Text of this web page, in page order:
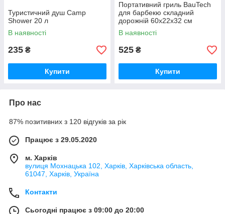
Туристичний душ Camp
Shower 20 л
В наявності
235 ₴
Купити
Портативний гриль BauTech
для барбекю складний
дорожній 60x22x32 см
В наявності
525 ₴
Купити
Про нас
87% позитивних з 120 відгуків за рік
Працює з 29.05.2020
м. Харків
вулиця Мохнацька 102, Харків, Харківська область,
61047, Харків, Україна
Контакти
Сьогодні працює з 09:00 до 20:00